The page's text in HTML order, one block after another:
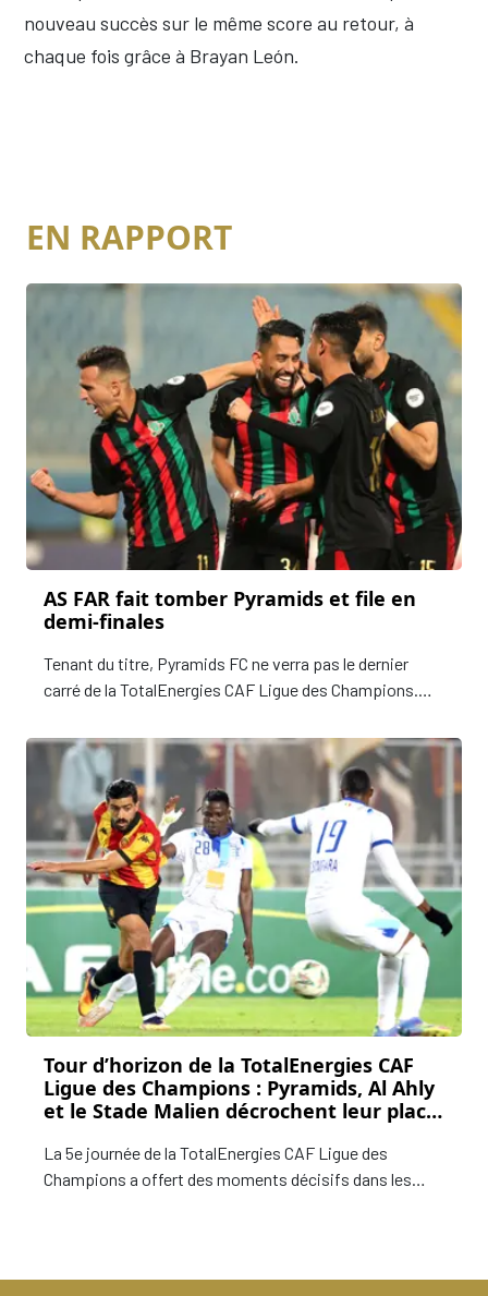
nouveau succès sur le même score au retour, à
chaque fois grâce à Brayan León.
EN RAPPORT
AS FAR fait tomber Pyramids et file en
demi-finales
Tenant du titre, Pyramids FC ne verra pas le dernier
carré de la TotalEnergies CAF Ligue des Champions.
égyptien quitte la compétition après un revers 3-2 sur
l’ensemble des deux matches.
Tour d’horizon de la TotalEnergies CAF
Ligue des Champions : Pyramids, Al Ahly
et le Stade Malien décrochent leur place
La 5e journée de la TotalEnergies CAF Ligue des
Champions a offert des moments décisifs dans les
laissant la place à de nombreuses luttes pour la